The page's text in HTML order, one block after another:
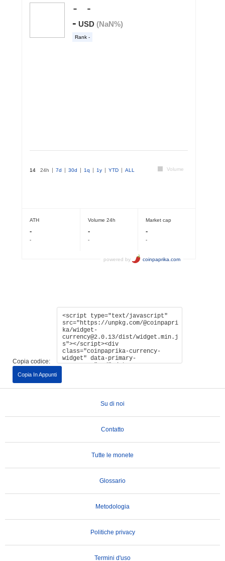
Copia codice:
Copia In Appunti
Su di noi
Contatto
Tutte le monete
Glossario
Metodologia
Politiche privacy
Termini d'uso